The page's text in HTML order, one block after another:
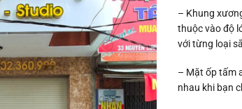
3.75trên
5 dựa
trên
đánh giá
– Khung
thuộc vào độ
với từng loại
– Mặt ốp tấm
nhau khi bạn